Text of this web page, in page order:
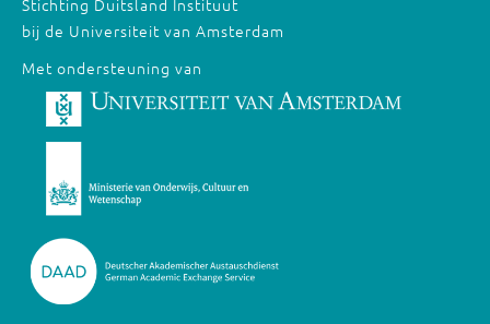
Stichting Duitsland Instituut
bij de Universiteit van Amsterdam
Met ondersteuning van